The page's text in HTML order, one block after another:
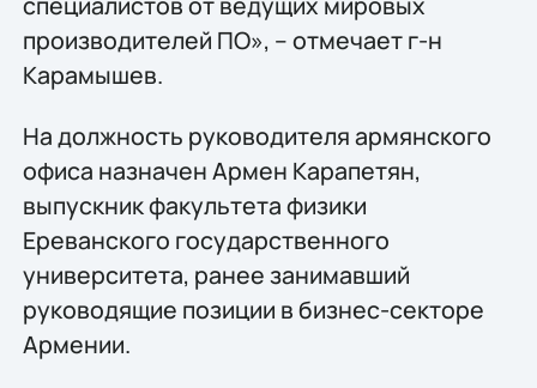
производителей ПО», – отмечает г-н
Карамышев.
На должность руководителя армянского
офиса назначен Армен Карапетян,
выпускник факультета физики
Ереванского государственного
университета, ранее занимавший
руководящие позиции в бизнес-секторе
Армении.